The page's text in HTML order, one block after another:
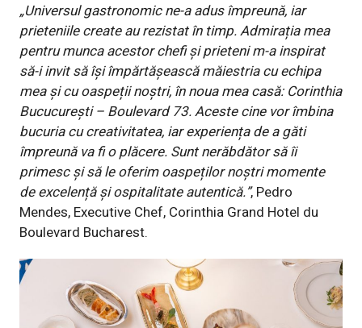
„Universul gastronomic ne-a adus împreună, iar
prieteniile create au rezistat în timp. Admirația mea
pentru munca acestor chefi și prieteni m-a inspirat
să-i invit să își împărtășească măiestria cu echipa
mea și cu oaspeții noștri, în noua mea casă: Corinthia
Bucucurești – Boulevard 73. Aceste cine vor îmbina
bucuria cu creativitatea, iar experiența de a găti
împreună va fi o plăcere. Sunt nerăbdător să îi
primesc și să le oferim oaspeților noștri momente
de excelență și ospitalitate autentică.”, Pedro
Mendes, Executive Chef, Corinthia Grand Hotel du
Boulevard Bucharest.